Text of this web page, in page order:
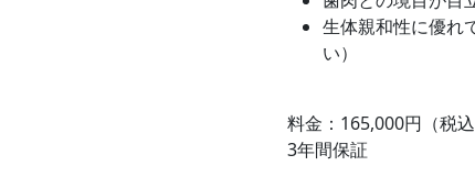
生体親和性に優れ
い）
料金：165,000円（税込
3年間保証